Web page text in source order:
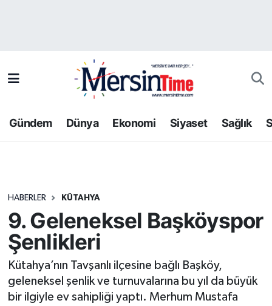
Gündem Dünya Ekonomi Siyaset Sağlık
HABERLER KÜTAHYA
9. Geleneksel Başköyspor
Şenlikleri
Kütahya’nın Tavşanlı ilçesine bağlı Başköy,
geleneksel şenlik ve turnuvalarına bu yıl da büyük
bir ilgiyle ev sahipliği yaptı. Merhum Mustafa
Bilim-Teknoloji
Dünya
Ekonomi
Gündem
Kültür-Sanat
Resmi İlan
Trafik Durumu
Tüm Manşetler
Haber Arşivi